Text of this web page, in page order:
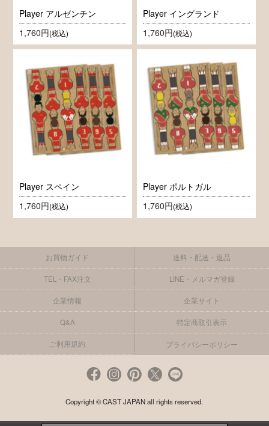
Player アルゼンチン
1,760円(税込)
Player イングランド
1,760円(税込)
Player スペイン
1,760円(税込)
Player ポルトガル
1,760円(税込)
お買物ガイド 送料・配送・返品
TEL・FAX注文 LINE・メルマガ登録
企業情報 企業サイト
Q&A 特定商取引表示
ご利用規約 プライバシーポリシー
Copyright © CAST JAPAN all rights reserved.